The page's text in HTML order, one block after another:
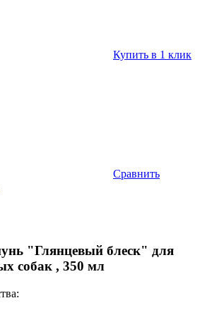
Купить в 1 клик
Сравнить
"Глянцевый блеск" для
собак , 350 мл